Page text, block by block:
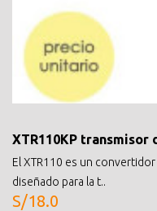
XTR110KP transmisor
El XTR110 es un
diseñado para la t..
S/18.0